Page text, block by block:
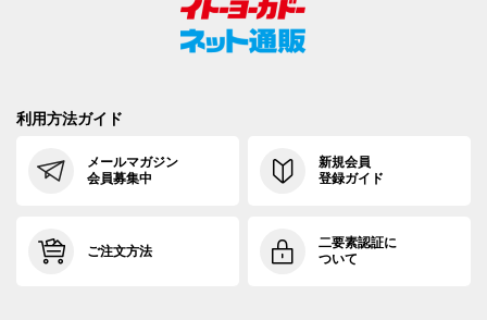
利用方法ガイド
メールマガジン
会員募集中
新規会員
登録ガイド
ご注文方法
二要素認証に
ついて